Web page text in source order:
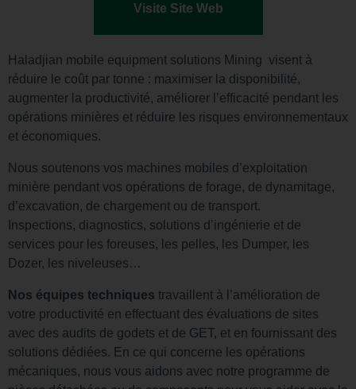
Visite Site Web
Haladjian mobile equipment solutions Mining visent à
réduire le coût par tonne : maximiser la disponibilité,
augmenter la productivité, améliorer l’efficacité pendant les
opérations minières et réduire les risques environnementaux
et économiques.
Nous soutenons vos machines mobiles d’exploitation
minière pendant vos opérations de forage, de dynamitage,
d’excavation, de chargement ou de transport.
Inspections, diagnostics, solutions d’ingénierie et de
services pour les foreuses, les pelles, les Dumper, les
Dozer, les niveleuses…
Nos équipes techniques travaillent à l’amélioration de
votre productivité en effectuant des évaluations de sites
avec des audits de godets et de GET, et en fournissant des
solutions dédiées. En ce qui concerne les opérations
mécaniques, nous vous aidons avec notre programme de